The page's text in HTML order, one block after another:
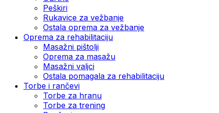
Peškiri
Rukavice za vežbanje
Ostala oprema za vežbanje
Oprema za rehabilitaciju
Masažni pištolji
Oprema za masažu
Masažni valjci
Ostala pomagala za rehabilitaciju
Torbe i rančevi
Torbe za hranu
Torbe za trening